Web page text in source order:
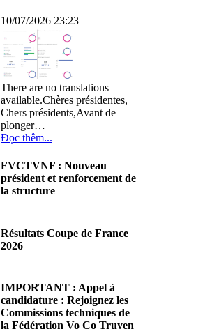
10/07/2026 23:23
There are no translations
available.Chères présidentes,
Chers présidents,Avant de
plonger…
Đọc thêm...
FVCTVNF : Nouveau
président et renforcement de
la structure
There are no translations
available.Chères Présidentes,
Đọc thêm...
Résultats Coupe de France
2026
There are no translations
available.Cliquez sur ce lien
pour accéder aux résultats
Đọc thêm...
IMPORTANT : Appel à
candidature : Rejoignez les
Commissions techniques de
la Fédération Vo Co Truyen